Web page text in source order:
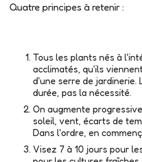
Quatre principes à retenir :
Tous les plants nés à
acclimatés, qu'ils
d'une serre de jardinerie.
durée, pas la nécessité.
On augmente
soleil, vent, écarts de
Dans l'ordre, en
Visez 7 à 10 jours pour